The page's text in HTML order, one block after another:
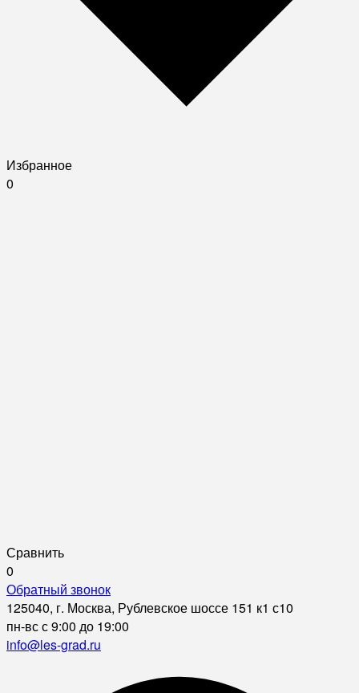
Избранное
0
Сравнить
0
Обратный звонок
125040, г. Москва, Рублевское шоссе 151 к1 с10
пн-вс с 9:00 до 19:00
info@les-grad.ru